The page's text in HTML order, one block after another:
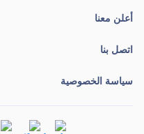
أعلن معنا
اتصل بنا
سياسة الخصوصية